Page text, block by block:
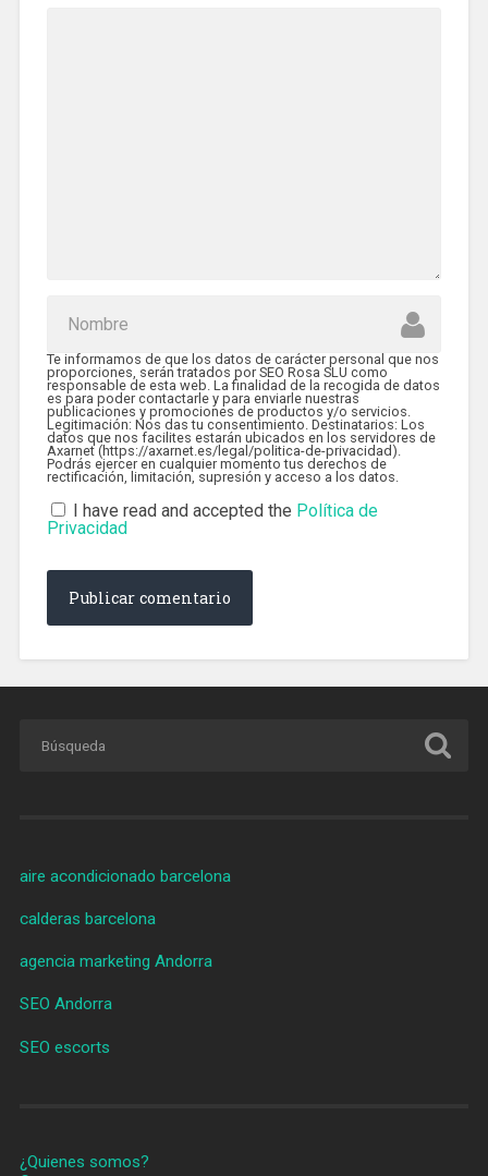
Te informamos de que los datos de carácter personal que nos
proporciones, serán tratados por SEO Rosa SLU como
responsable de esta web. La finalidad de la recogida de datos
es para poder contactarle y para enviarle nuestras
publicaciones y promociones de productos y/o servicios.
Legitimación: Nos das tu consentimiento. Destinatarios: Los
datos que nos facilites estarán ubicados en los servidores de
Axarnet (https://axarnet.es/legal/politica-de-privacidad).
Podrás ejercer en cualquier momento tus derechos de
rectificación, limitación, supresión y acceso a los datos.
I have read and accepted the Política de
Privacidad
aire acondicionado barcelona
calderas barcelona
agencia marketing Andorra
SEO Andorra
SEO escorts
¿Quienes somos?